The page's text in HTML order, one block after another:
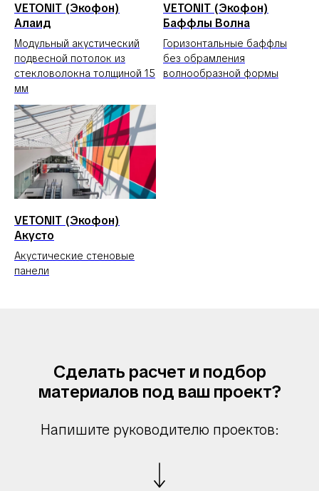
VETONIT (Экофон)
Алаид
Модульный акустический
подвесной потолок из
стекловолокна толщиной 15
мм
VETONIT (Экофон)
Баффлы Волна
Горизонтальные баффлы
без обрамления
волнообразной формы
VETONIT (Экофон)
Акусто
Акустические стеновые
панели
Сделать расчет и подбор
материалов под ваш проект?
Напишите руководителю проектов: